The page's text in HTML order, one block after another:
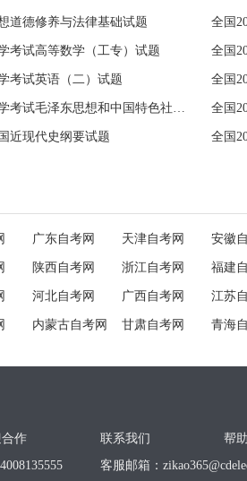
道德修养与法律基础试题
考试高等数学（工专）试题 全国
考试英语（二）试题 全国
全国2024年4月高等教育自学考试毛泽东思想和中国特色社会主义理论体系概论试题 全国
近现代史纲要试题 全国
广东自考网 天津自考网 安徽
陕西自考网 浙江自考网 福建
河北自考网 广西自考网 江苏
内蒙古自考网 甘肃自考网 青海
作 联系我们
帮
客服邮箱：